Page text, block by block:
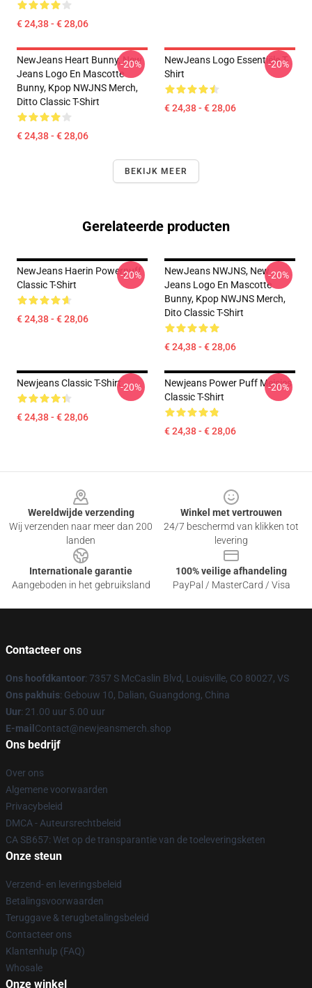
€ 24,38 - € 28,06
NewJeans Heart Bunny, New
Jeans Logo En Mascotte
Bunny, Kpop NWJNS Merch,
Ditto Classic T-Shirt
€ 24,38 - € 28,06
-20%
NewJeans Logo Essentiële T-
Shirt
€ 24,38 - € 28,06
-20%
BEKIJK MEER
Gerelateerde producten
NewJeans Haerin Powerpuff
Classic T-Shirt
€ 24,38 - € 28,06
-20%
NewJeans NWJNS, New
Jeans Logo En Mascotte
Bunny, Kpop NWJNS Merch,
Dito Classic T-Shirt
€ 24,38 - € 28,06
-20%
Newjeans Classic T-Shirt
€ 24,38 - € 28,06
-20%
Newjeans Power Puff Meisjes
Classic T-Shirt
€ 24,38 - € 28,06
-20%
Wereldwijde verzending
Wij verzenden naar meer dan 200
landen
Winkel met vertrouwen
24/7 beschermd van klikken tot
levering
Internationale garantie
Aangeboden in het gebruiksland
100% veilige afhandeling
PayPal / MasterCard / Visa
Contacteer ons
Ons hoofdkantoor: 7357 S McCaslin Blvd, Louisville, CO 80027, VS
Ons pakhuis: Gebouw 10, Dalian, Guangdong, China
Uur: 21.00 uur 5.00 uur
E-mail Contact@newjeansmerch.shop
Ons bedrijf
Over ons
Algemene voorwaarden
Privacybeleid
DMCA - Auteursrechtbeleid
CA SB657: Wet op de transparantie van de toeleveringsketen
Onze steun
Verzend- en leveringsbeleid
Betalingsvoorwaarden
Teruggave & terugbetalingsbeleid
Contacteer ons
Klantenhulp (FAQ)
Whosale
Onze winkel